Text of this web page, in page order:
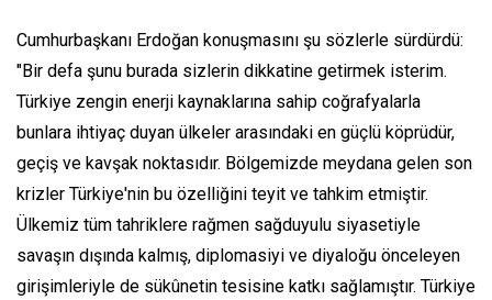
Cumhurbaşkanı Erdoğan konuşmasını şu sözlerle sürdürdü:
"Bir defa şunu burada sizlerin dikkatine getirmek isterim.
Türkiye zengin enerji kaynaklarına sahip coğrafyalarla
bunlara ihtiyaç duyan ülkeler arasındaki en güçlü köprüdür,
geçiş ve kavşak noktasıdır. Bölgemizde meydana gelen son
krizler Türkiye'nin bu özelliğini teyit ve tahkim etmiştir.
Ülkemiz tüm tahriklere rağmen sağduyulu siyasetiyle
savaşın dışında kalmış, diplomasiyi ve diyaloğu önceleyen
girişimleriyle de sükûnetin tesisine katkı sağlamıştır. Türkiye